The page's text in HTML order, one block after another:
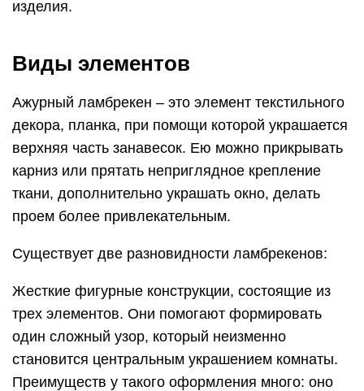
изделия.
Виды элементов
Ажурный ламбрекен – это элемент текстильного
декора, планка, при помощи которой украшается
верхняя часть занавесок. Ею можно прикрывать
карниз или прятать неприглядное крепление
ткани, дополнительно украшать окно, делать
проем более привлекательным.
Существует две разновидности ламбрекенов:
Жесткие фигурные конструкции, состоящие из
трех элементов. Они помогают формировать
один сложный узор, который неизменно
становится центральным украшением комнаты.
Преимуществ у такого оформления много: оно